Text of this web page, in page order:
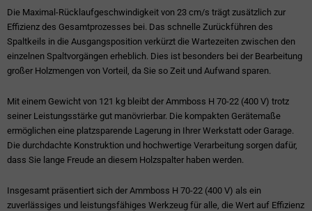
Die Maximal-Rücklaufgeschwindigkeit von 23 cm/s trägt zusätzlich zur
Effizienz des Gesamtprozesses bei. Das schnelle Zurückführen des
Spaltkeils in die Ausgangsposition verkürzt die Wartezeiten zwischen den
einzelnen Spaltvorgängen erheblich. Dies ist besonders bei der Bearbeitung
großer Holzmengen von Vorteil, da Sie so Zeit und Aufwand sparen.
Mit einem Gewicht von 121 kg bleibt der Ammboss H 70-22 (400 V) trotz
seiner Leistungsstärke gut manövrierbar. Die kompakten Gerätemaße
ermöglichen eine platzsparende Lagerung in Ihrer Werkstatt oder Garage.
Die durchdachte Konstruktion und hochwertige Verarbeitung sorgen dafür,
dass Sie lange Freude an diesem Holzspalter haben werden.
Insgesamt präsentiert sich der Ammboss H 70-22 (400 V) als ein
zuverlässiges und leistungsfähiges Werkzeug für alle, die Wert auf Effizienz